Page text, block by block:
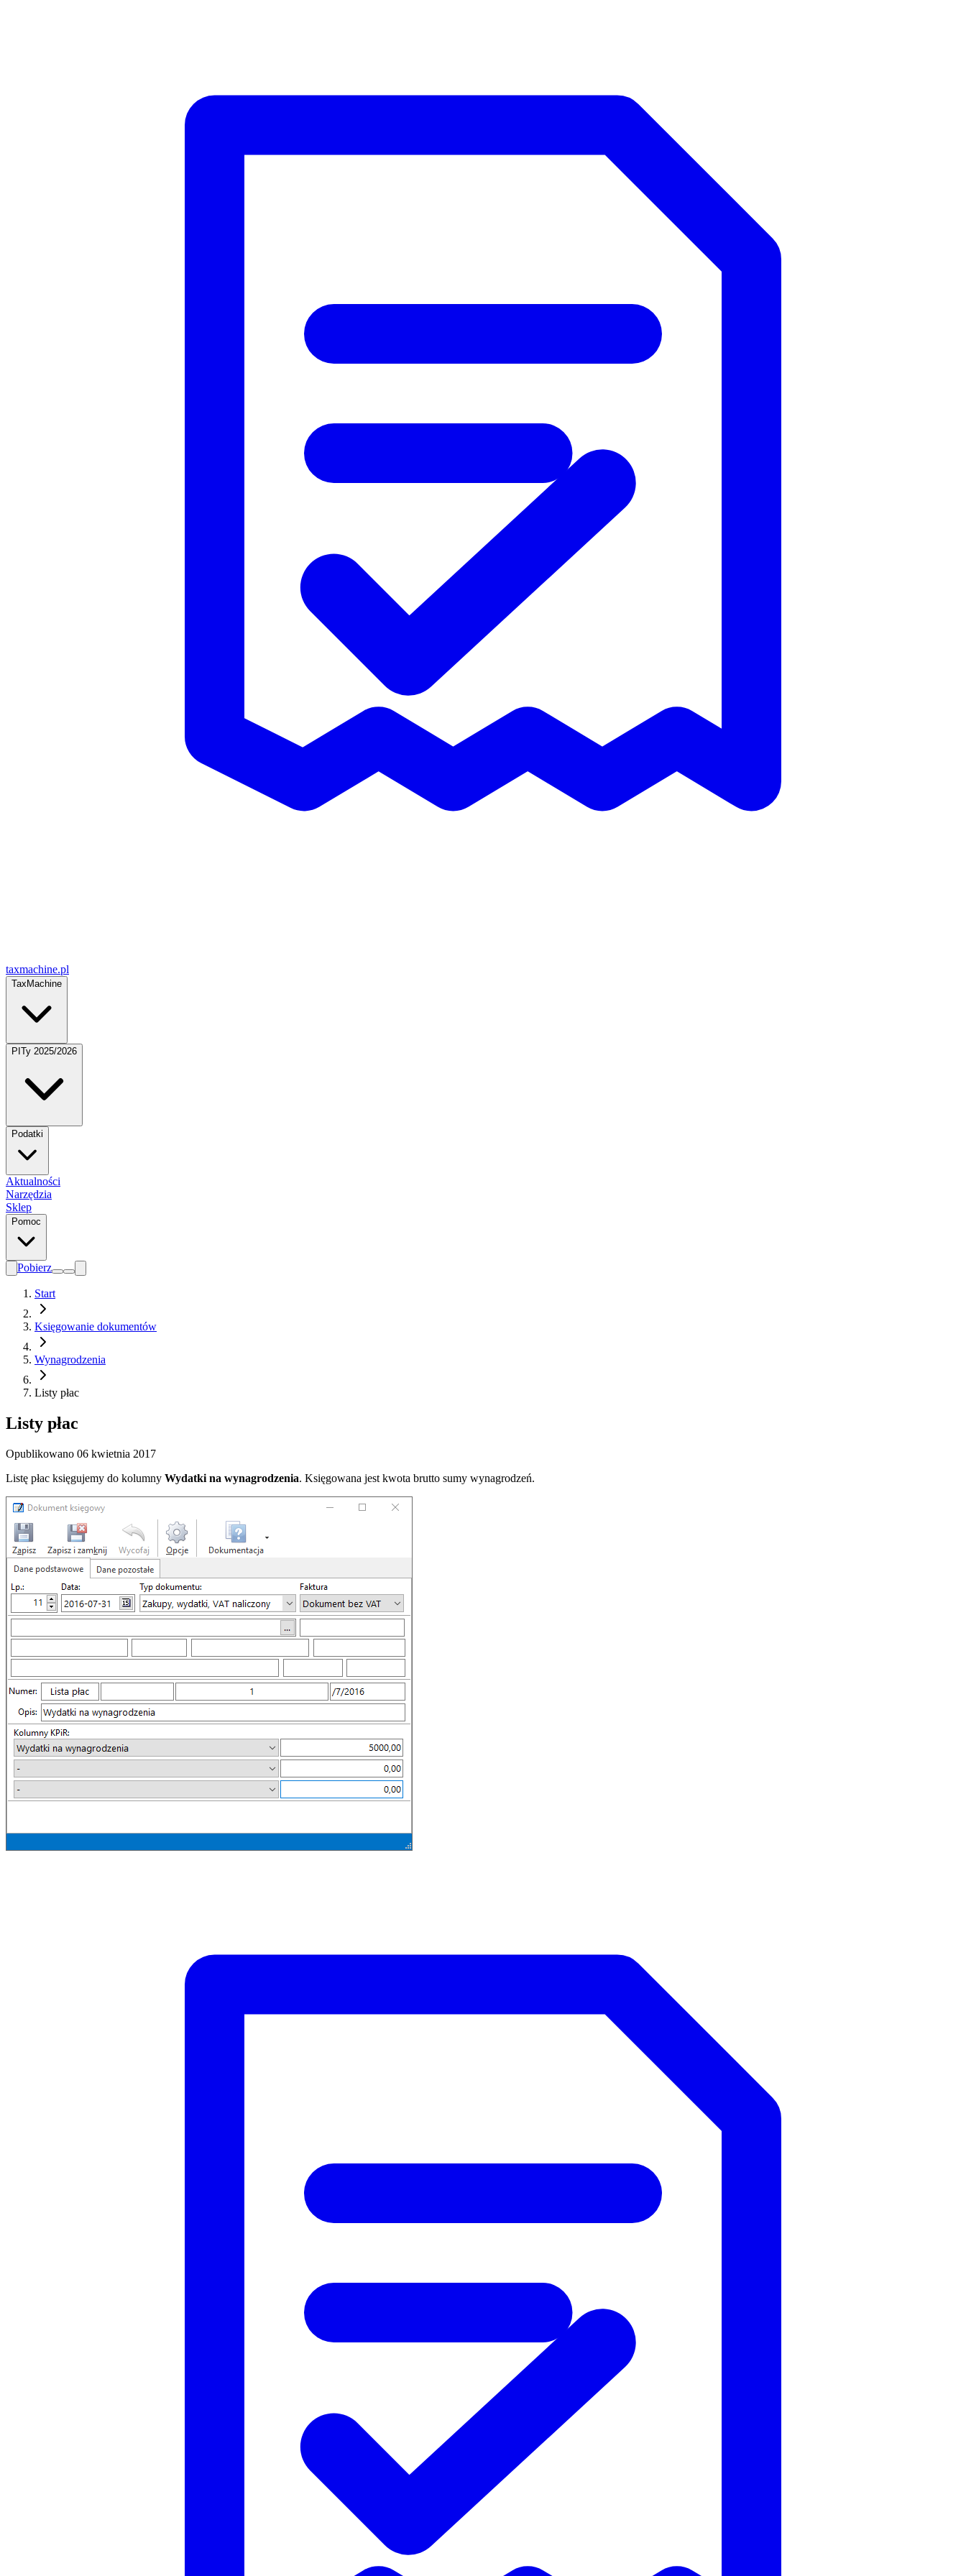
taxmachine.pl
TaxMachine
PITy 2025/2026
Podatki
Aktualności
Narzędzia
Sklep
Pomoc
Pobierz
Start
Księgowanie dokumentów
Wynagrodzenia
Listy płac
Listy płac
Opublikowano 06 kwietnia 2017
Listę płac księgujemy do kolumny Wydatki na wynagrodzenia. Księgowana jest kwota brutto sumy wynagrodzeń.